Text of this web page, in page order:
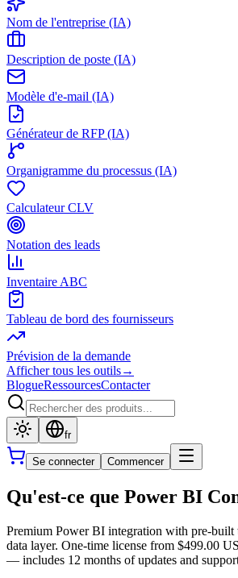
Nom de l'entreprise (IA)
Description de poste (IA)
Modèle d'e-mail (IA)
Générateur de RFP (IA)
Organigramme du processus (IA)
Calculateur CLV
Notation des leads
Inventaire ABC
Tableau de bord des fournisseurs
Prévision de la demande
Afficher tous les outils→
BlogueRessourcesContacter
fr
Se connecter Commencer
Qu'est-ce que Power BI
Premium Power BI integration with pre-built
data layer. One-time license from $499.00
— includes 12 months of updates and